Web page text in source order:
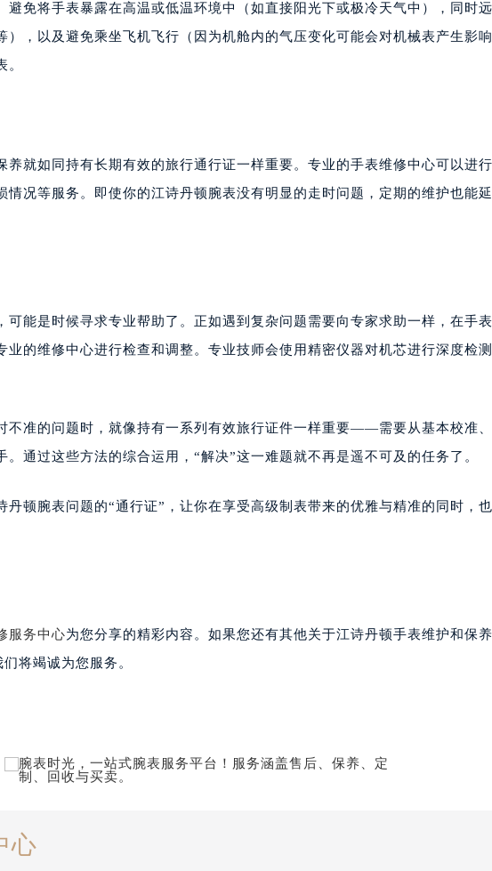
避免将手表暴露在高温或低温环境中（如直接阳光下或极冷天气中），同时
），以及避免乘坐飞机飞行（因为机舱内的气压变化可能会对机械表产生影
养就如同持有长期有效的旅行通行证一样重要。专业的手表维修中心可以进
情况等服务。即使你的江诗丹顿腕表没有明显的走时问题，定期的维护也能
可能是时候寻求专业帮助了。正如遇到复杂问题需要向专家求助一样，在手
业的维修中心进行检查和调整。专业技师会使用精密仪器对机芯进行深度检
不准的问题时，就像持有一系列有效旅行证件一样重要——需要从基本校准
通过这些方法的综合运用，“解决”这一难题就不再是遥不可及的任务了。
丹顿腕表问题的“通行证”，让你在享受高级制表带来的优雅与精准的同时，
服务中心为您分享的精彩内容。如果您还有其他关于江诗丹顿手表维护和保
将竭诚为您服务。
心